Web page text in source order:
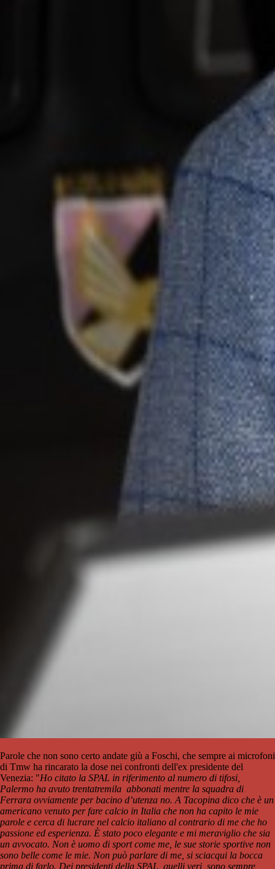
Parole che non sono certo andate giù a Foschi, che sempre ai microfoni
di Tmw ha rincarato la dose nei confronti dell'ex presidente del
Venezia: "Ho citato la SPAL in riferimento al numero di tifosi,
Palermo ha avuto trentatremila abbonati mentre la squadra di
Ferrara ovviamente per bacino d’utenza no. A Tacopina dico che è un
americano venuto per fare calcio in Italia che non ha capito le mie
parole e cerca di lucrare nel calcio italiano al contrario di me che ho
passione ed esperienza. È stato poco elegante e mi meraviglio che sia
un avvocato. Non è uomo di sport come me, le sue storie sportive non
sono belle come le mie. Non può parlare di me, si sciacqui la bocca
prima di farlo. Dei presidenti della SPAL, quelli veri, sono sempre